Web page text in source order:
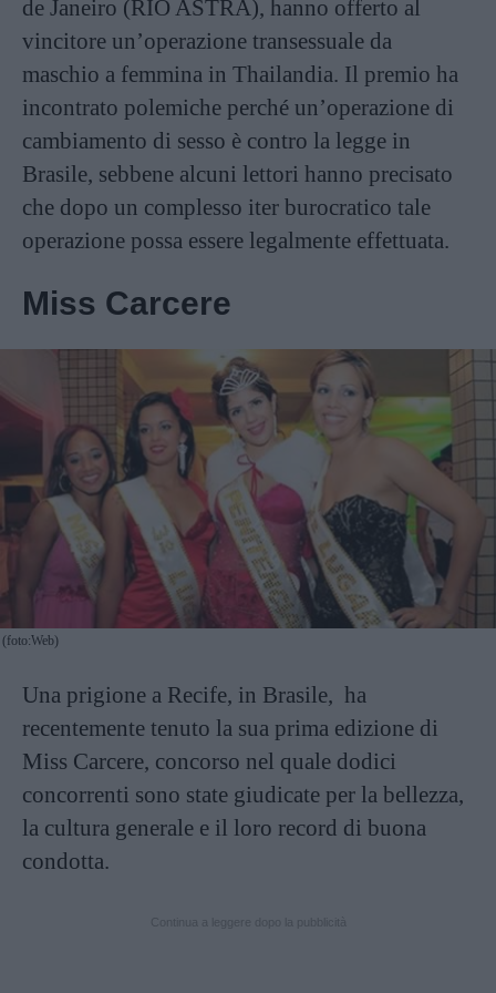
de Janeiro (RIO ASTRA), hanno offerto al
vincitore un’operazione transessuale da
maschio a femmina in Thailandia. Il premio ha
incontrato polemiche perché un’operazione di
cambiamento di sesso è contro la legge in
Brasile, sebbene alcuni lettori hanno precisato
che dopo un complesso iter burocratico tale
operazione possa essere legalmente effettuata.
Miss Carcere
(foto:Web)
Una prigione a Recife, in Brasile, ha
recentemente tenuto la sua prima edizione di
Miss Carcere, concorso nel quale dodici
concorrenti sono state giudicate per la bellezza,
la cultura generale e il loro record di buona
condotta.